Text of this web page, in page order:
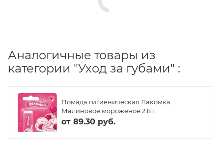
Аналогичные товары из
категории "Уход за губами" :
Помада гигиеническая Лакомка
Малиновое мороженое 2.8 г
от 89.30 руб.